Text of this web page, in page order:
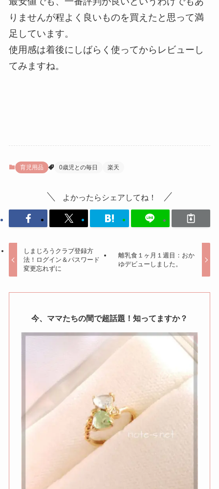
りませんが程よく良いものを買えたと思って満
足しています。
使用感は着後にしばらく使ってからレビューし
てみますね。
育児用品 0歳児との毎日 楽天
よかったらシェアしてね！
しまじろうクラブ登録方
法！ログイン＆パスワード
変更忘れずに
離乳食１ヶ月１週目：おか
ゆデビューしました。
今、ママたちの間で超話題！知ってますか？